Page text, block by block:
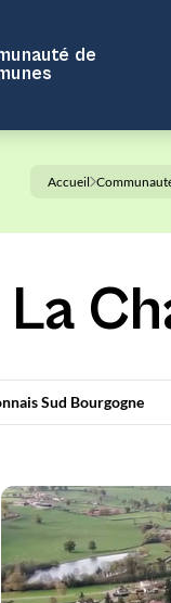
de
Accueil
La
Sud Bourgogne